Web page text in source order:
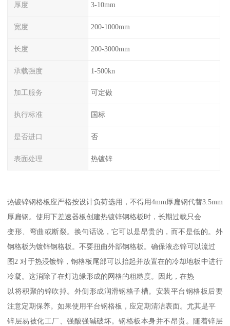
厚度 3-10mm
宽度 200-1000mm
长度 200-3000mm
承载强度 1-500kn
加工服务 可定做
执行标准 国标
是否进口 否
表面处理 热镀锌
热镀锌钢格板应严格按设计负荷选用，不得用4mm厚扁钢代替3.5mm
厚扁钢。使用下差速器板创建热镀锌钢格板时，长期过载只会
变形、弯曲或断裂。换句话说，它可以是昂贵的，而不是低的。外
钢格板为镀锌钢格板。不要扭曲外部钢格板。确保液态锌可以流过
图2 对于热浸镀锌，钢格板尾部可以抬起并放置在的冷却地板中进行
冷凝。这消除了在灯边缘形成的网格的粗糙度。因此，在热
以将积聚的锌吹掉。外侧形成润滑钢格子槽。安装平台钢格板后要
注意定期保养。如果使用平台钢格板，应定期清洁表面。尤其是平
锌层易被化工厂、强酸强碱破坏。钢格板本身并不昂贵。随着锌层